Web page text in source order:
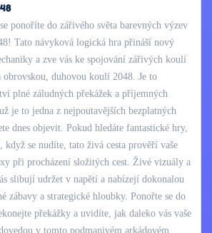
ponoříte do zářivého světa barevných výzev
Tato návyková logická hra přináší nový
a zve vás ke spojování zářivých koulí
obrovskou, duhovou koulí 2048. Je to
plné záludných překážek a příjemných
je to jedna z nejpoutavějších bezplatných
dnes objevit. Pokud hledáte fantastické hry,
když se nudíte, tato živá cesta prověří vaše
při procházení složitých cest. Živé vizuály a
slibují udržet v napětí a nabízejí dokonalou
zábavy a strategické hloubky. Ponořte se do
překážky a uvidíte, jak daleko vás vaše
v tomto podmanivém arkádovém